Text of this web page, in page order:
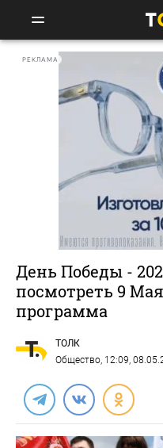
РЕКЛАМА
День Победы -
посмотреть 9
программа
ТОЛК
Общество, 12:09,